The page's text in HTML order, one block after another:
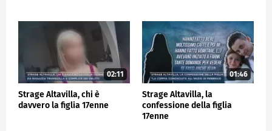
02:11
Strage Altavilla, chi è
davvero la figlia 17enne
01:46
Strage Altavilla, la
confessione della figlia
17enne